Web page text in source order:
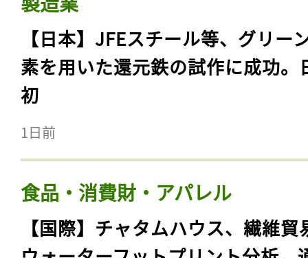
【日本】JFEスチール等、グリー
素を用いた還元鉄の試作に成功。
初
1日前
食品・消費財・アパレル
【国際】チャタムハウス、繊維貿